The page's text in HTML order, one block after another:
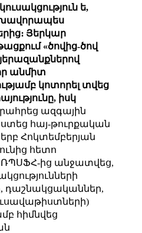
ե,
։ Յերկար
«ծովից-ծով
անմիտ
կոտորել տվեց
, իսկ
ազգային
հայ-թուրքական
Հոկտեմբերյան
հետո
ՌՊՍՖՀ-ից անջատվեց,
դաշնակցականներ,
հիմնվեց